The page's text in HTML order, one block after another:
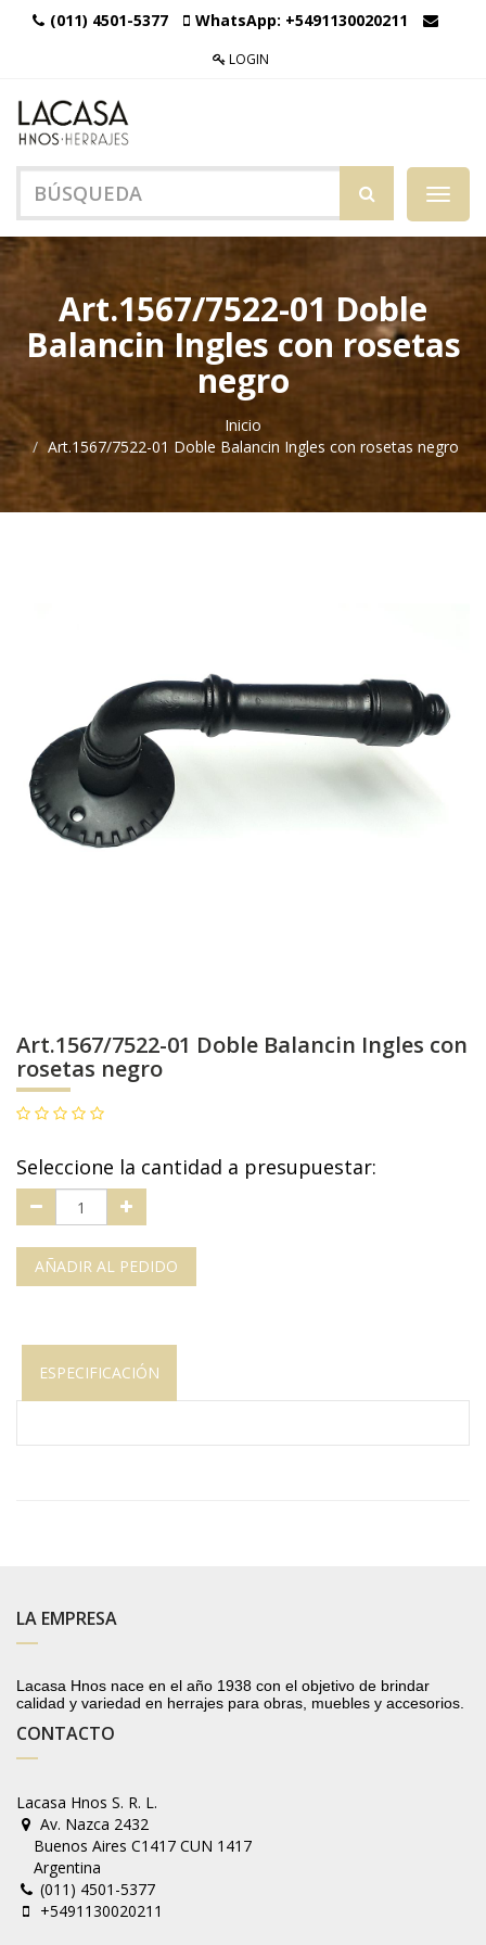
(011) 4501-5377 WhatsApp: +5491130020211
LOGIN
Menú
de
Art.1567/7522-01 Doble
Balancin Ingles con rosetas
negro
Inicio
Art.1567/7522-01 Doble Balancin Ingles con rosetas negro
Art.1567/7522-01 Doble Balancin Ingles con
rosetas negro
Seleccione la cantidad a presupuestar:
AÑADIR AL PEDIDO
ESPECIFICACIÓN
LA EMPRESA
Lacasa Hnos nace en el año 1938 con el objetivo de brindar
calidad y variedad en herrajes para obras, muebles y accesorios.
CONTACTO
Lacasa Hnos S. R. L.
Av. Nazca 2432
Buenos Aires C1417 CUN 1417
Argentina
(011) 4501-5377
+5491130020211